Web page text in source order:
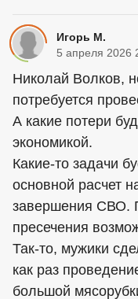
Игорь М.
5 апреля 2026
Николай Волков,
потребуется
А какие потери
экономикой.
Какие-то задачи
основной расчет
завершения СВО.
пресечения
Так-то, мужики
как раз
большой